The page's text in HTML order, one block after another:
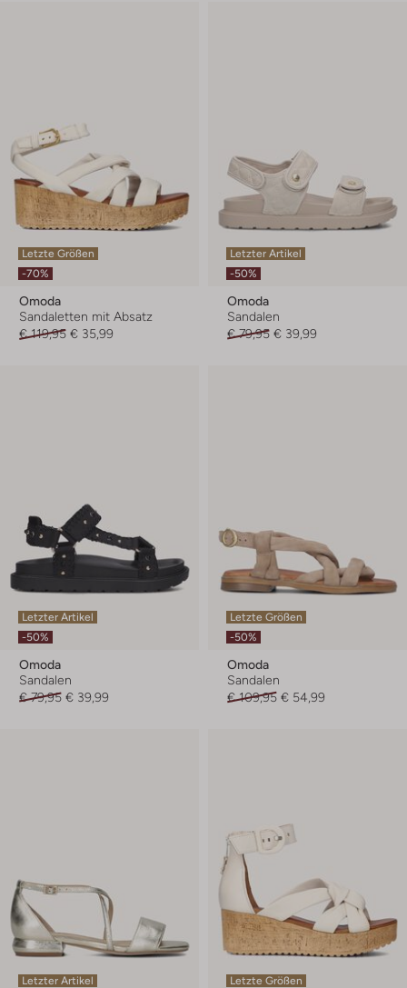
Letzte Größen
-70%
Omoda
Sandaletten mit Absatz
€ 119,95 € 35,99
Letzter Artikel
-50%
Omoda
Sandalen
€ 79,95 € 39,99
Letzter Artikel
-50%
Omoda
Sandalen
€ 79,95 € 39,99
Letzte Größen
-50%
Omoda
Sandalen
€ 109,95 € 54,99
Letzter Artikel
Letzte Größen